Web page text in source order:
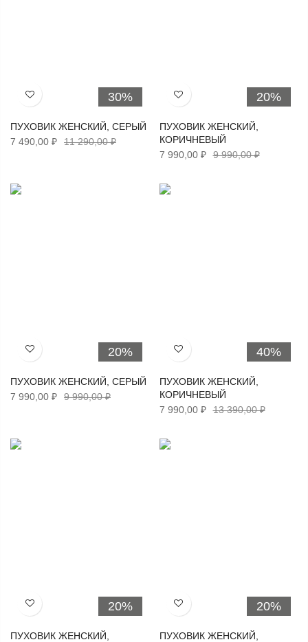
30%
Хочу!
ПУХОВИК ЖЕНСКИЙ, СЕРЫЙ
7 490,00 ₽
11 290,00 ₽
20%
Хочу!
ПУХОВИК ЖЕНСКИЙ,
КОРИЧНЕВЫЙ
7 990,00 ₽
9 990,00 ₽
20%
Хочу!
ПУХОВИК ЖЕНСКИЙ, СЕРЫЙ
7 990,00 ₽
9 990,00 ₽
40%
Хочу!
ПУХОВИК ЖЕНСКИЙ,
КОРИЧНЕВЫЙ
7 990,00 ₽
13 390,00 ₽
20%
Хочу!
ПУХОВИК ЖЕНСКИЙ,
20%
Хочу!
ПУХОВИК ЖЕНСКИЙ,